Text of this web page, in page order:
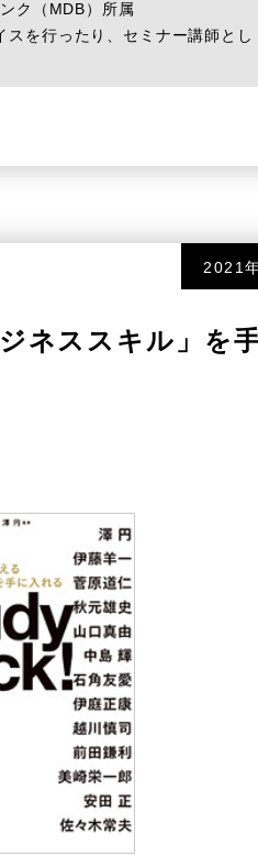
ク（MDB）所属
を行ったり、セミナー講師とし
2021
ネススキル」を